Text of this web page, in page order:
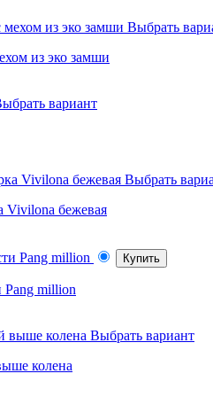
Выбрать
из эко замши
вариант
Выбрать
Vivilona бежевая
Купить
Pang million
Выбрать вариант
колена